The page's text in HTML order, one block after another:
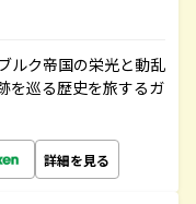
ルク帝国の栄光と動乱
を巡る歴史を旅するガ
詳細を見る